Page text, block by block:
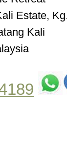
Estate,
Kali